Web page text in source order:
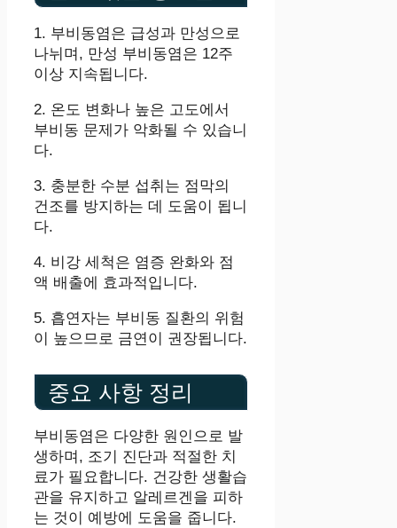
1. 부비동염은 급성과 만성으로
나뉘며, 만성 부비동염은 12주
이상 지속됩니다.
2. 온도 변화나 높은 고도에서
부비동 문제가 악화될 수 있습니
다.
3. 충분한 수분 섭취는 점막의
건조를 방지하는 데 도움이 됩니
다.
4. 비강 세척은 염증 완화와 점
액 배출에 효과적입니다.
5. 흡연자는 부비동 질환의 위험
이 높으므로 금연이 권장됩니다.
중요 사항 정리
부비동염은 다양한 원인으로 발
생하며, 조기 진단과 적절한 치
료가 필요합니다. 건강한 생활습
관을 유지하고 알레르겐을 피하
는 것이 예방에 도움을 줍니다.